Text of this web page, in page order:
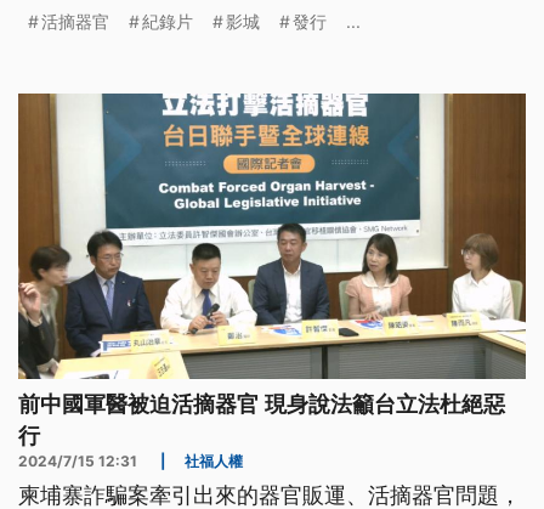
慣用的滋擾手段。
活摘器官 紀錄片 影城 發行 ...
前中國軍醫被迫活摘器官 現身說法籲台立法杜絕惡
行
2024/7/15 12:31 社福人權
柬埔寨詐騙案牽引出來的器官販運、活摘器官問題，